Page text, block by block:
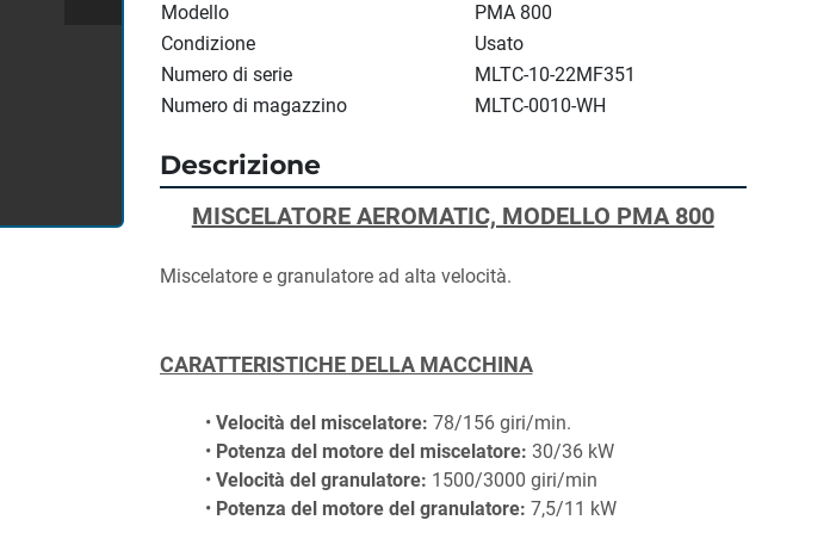
Modello
PMA 800
Condizione
Usato
Numero di serie
MLTC-10-22MF351
Numero di magazzino
MLTC-0010-WH
Descrizione
MISCELATORE AEROMATIC, MODELLO PMA 800
Miscelatore e granulatore ad alta velocità.
CARATTERISTICHE DELLA MACCHINA
Velocità del miscelatore: 78/156 giri/min.
Potenza del motore del miscelatore: 30/36 kW
Velocità del granulatore: 1500/3000 giri/min
Potenza del motore del granulatore: 7,5/11 kW